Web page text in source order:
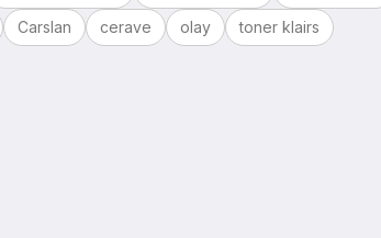
Carslan cerave olay toner klairs